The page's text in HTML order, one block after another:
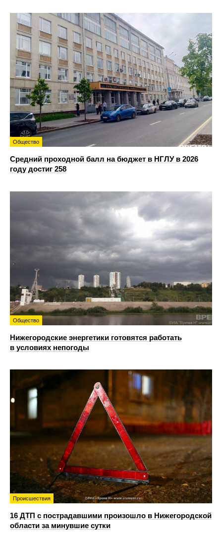
Общество
Средний проходной балл на бюджет в НГЛУ в 2026
году достиг 258
Общество
Нижегородские энергетики готовятся работать
в условиях непогоды
Происшествия
16 ДТП с пострадавшими произошло в Нижегородской
области за минувшие сутки